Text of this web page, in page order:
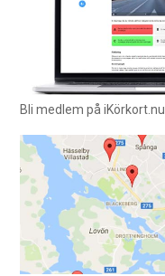
Bli medlem på iKörkort.nu